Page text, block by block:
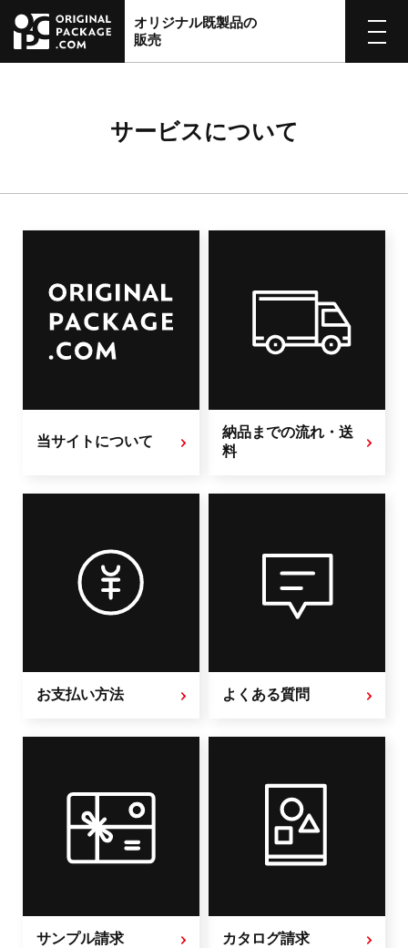
オリジナル既製品の
販売
サービスについて
当サイトについて
納品までの流れ・送
料
お支払い方法 よくある質問
サンプル請求 カタログ請求